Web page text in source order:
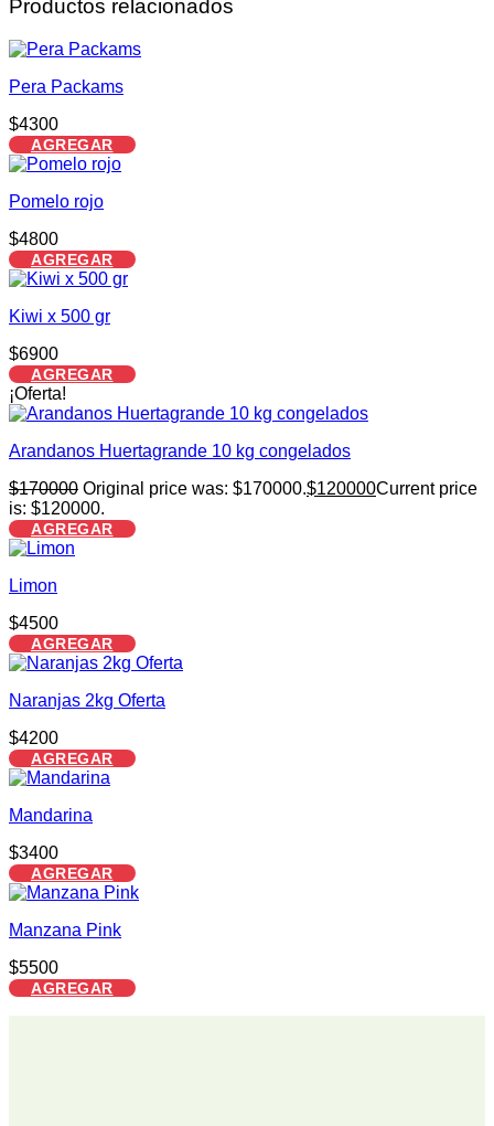
Productos relacionados
Pera Packams
$4300
AGREGAR
Pomelo rojo
$4800
AGREGAR
Kiwi x 500 gr
$6900
AGREGAR
¡Oferta!
Arandanos Huertagrande 10 kg congelados
$170000 Original price was: $170000.$120000Current price
is: $120000.
AGREGAR
Limon
$4500
AGREGAR
Naranjas 2kg Oferta
$4200
AGREGAR
Mandarina
$3400
AGREGAR
Manzana Pink
$5500
AGREGAR